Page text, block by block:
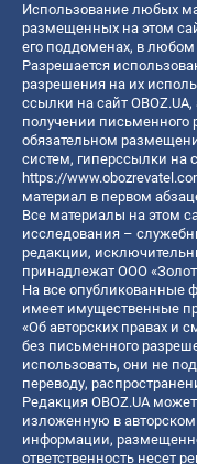
Использование любых
размещенных на этом
его поддоменах, в
Разрешается
разрешения на их
ссылки на сайт
получении письменного
обязательном
систем, гиперссылки на
https://
материал в первом
Все материалы на этом
исследования –
редакции,
принадлежат ООО
На все опубликованные
имеет имущественные
«Об авторских правах и
без письменного
использовать, они не
переводу,
Редакция OBOZ.UA
изложенную в
информации,
ответственность несет